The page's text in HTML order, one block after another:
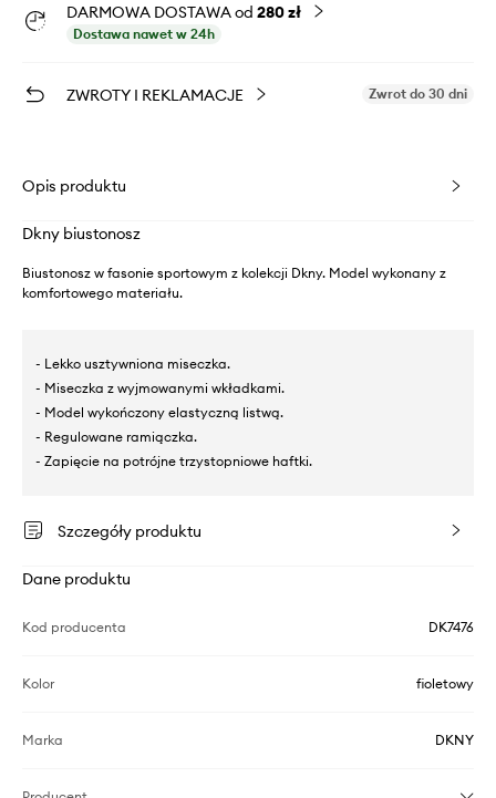
DARMOWA DOSTAWA od 280 zł
Dostawa nawet w 24h
ZWROTY I REKLAMACJE Zwrot do 30 dni
Opis produktu
Dkny biustonosz
Biustonosz w fasonie sportowym z kolekcji Dkny. Model wykonany z
komfortowego materiału.
- Lekko usztywniona miseczka.
- Miseczka z wyjmowanymi wkładkami.
- Model wykończony elastyczną listwą.
- Regulowane ramiączka.
- Zapięcie na potrójne trzystopniowe haftki.
Szczegóły produktu
Dane produktu
Kod producenta DK7476
Kolor fioletowy
Marka DKNY